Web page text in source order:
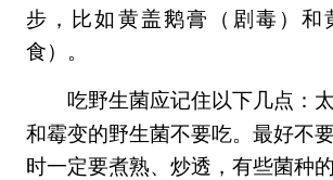
步，比如黄盖鹅膏（剧毒）和
食）。
吃野生菌应记住以下几点：
和霉变的野生菌不要吃。最好不
时一定要煮熟、炒透，有些菌种